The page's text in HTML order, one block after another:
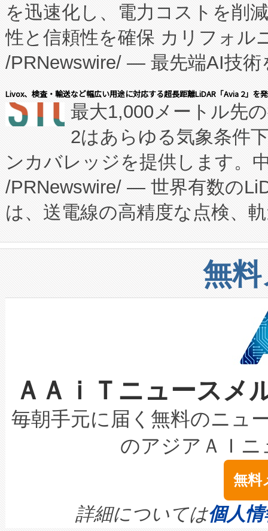
従来のフェッドバッチ施設の
に、患者やサプライチェーン
キー方式で拡張性が高く、持
す。FCCM‑を活用した現地生
患者にとっての費用負担を大
のアクセスを大幅に拡大する
Fully-Connected Continuous
プログラムには、施設設計・
に関する技術移転および知的
構造化トレーニングカリキュ
上げおよび商用化段階におけ
設備整備および立ち上げ調整
加組織は、Enzeneのバイオ
選定された製品について、自
取得できる可能性もあります
設には、3億～4億ドルかか
最高経営責任者（CEO）であ
す。「当社のfully-connected
ームを利用すれば、6,000万
きます。この効率性は、フェ
を迅速化し、電力コストを削
性と信頼性を確保 カリフォル
/PRNewswire/ — 最先端AI技術
会社エーアイ・アンド：本社
President原信平）と、エンタ
ードするVoltaiqは、日本にあ
ーエネルギー貯蔵システム（
た。 Voltaiq独自のAI搭載プラ
定、統合、導入、運用に至る
安全性を追跡し、確保する事
増加しているデータセンター
る電力網に大きな負担をかけ
事業者の負担軽減という課題
系統連系を迅速にし、ピーク
限を超えて利用可能な電力容
持できるよう貢献します。こ
ービスレベル契約（SLA）違
テリー性能の劣化によるダウ
念は、現在データセンターが
ます。 Voltaiq provides a
quality and reliability for AI
Livox、検査・輸送など幅広い用途に対応する超長距離LiDAR「Avia 2」を
最大1,000メートル先
2はあらゆる気象条件
ンカバレッジを提供します。
/PRNewswire/ — 世界有数の
は、送電線の高精度な点検、
や穀物倉庫におけるバルク材
リューション「Avia 2」を発
したAvia 2は、1,000メート
狭視野のFOVを切り替えるこ
ケーブル、枝などの細かな対
なレーザースポットにより、
な環境下でも豊かなディテー
キロメートル範囲を検出
LiDAR for Inspections,
は1535 nmレーザーを搭載。
イズの小径化を実現すること
す。ノーマルモードでは、
無
ＡＡｉＴニュース
毎朝手元に届く無料のニュ
のアジアＡＩ
無料
詳細については個人